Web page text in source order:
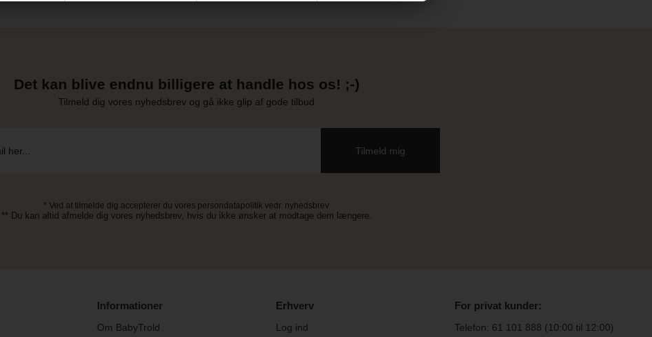
Det kan blive endnu billigere at handle hos os! ;-)
Tilmeld dig vores nyhedsbrev og gå ikke glip af gode tilbud
* Ved at tilmelde dig accepterer du vores persondatapolitik vedr. nyhedsbrev
** Du kan altid afmelde dig vores nyhedsbrev, hvis du ikke ønsker at modtage dem længere.
Informationer
Om BabyTrold
Erhverv
Log ind
For privat kunder:
Telefon: 61 101 888 (10:00 til 12:00)